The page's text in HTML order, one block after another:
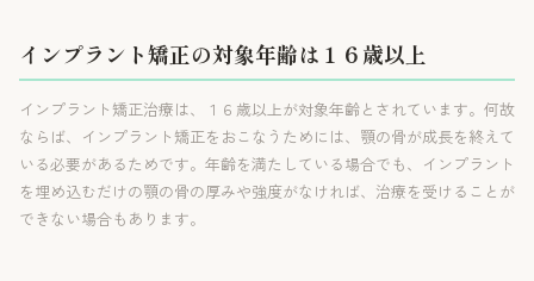
インプラント矯正の対象年齢は１６歳以上
インプラント矯正治療は、１６歳以上が対象年齢とされています。何故
ならば、インプラント矯正をおこなうためには、顎の骨が成長を終えて
いる必要があるためです。年齢を満たしている場合でも、インプラント
を埋め込むだけの顎の骨の厚みや強度がなければ、治療を受けることが
できない場合もあります。